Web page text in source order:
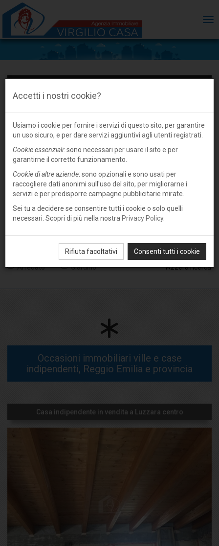
Accetti i nostri cookie?
Usiamo i cookie per fornire i servizi di questo sito, per garantire
un uso sicuro, e per dare servizi aggiuntivi agli utenti registrati.
Cookie essenziali: sono necessari per usare il sito e per
garantirne il corretto funzionamento.
Cookie di altre aziende: sono opzionali e sono usati per
raccogliere dati anonimi sull'uso del sito, per migliorarne i
servizi e per predisporre campagne pubblicitarie mirate.
Sei tu a decidere se consentire tutti i cookie o solo quelli
necessari. Scopri di più nella nostra Privacy Policy.
Rifiuta facoltativi Consenti tutti i cookie
Arredato Giardino Azzera ricerca
Occasioni immobiliari ville e case
indipendenti, Reggio Emilia e provincia
Casa indipendente in vendita a Luzzara centro